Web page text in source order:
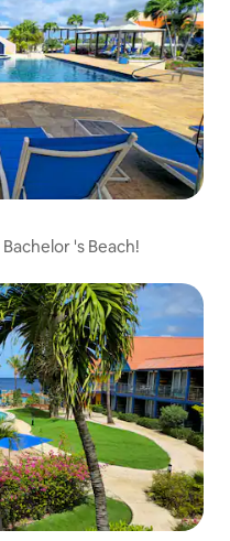
's Beach!